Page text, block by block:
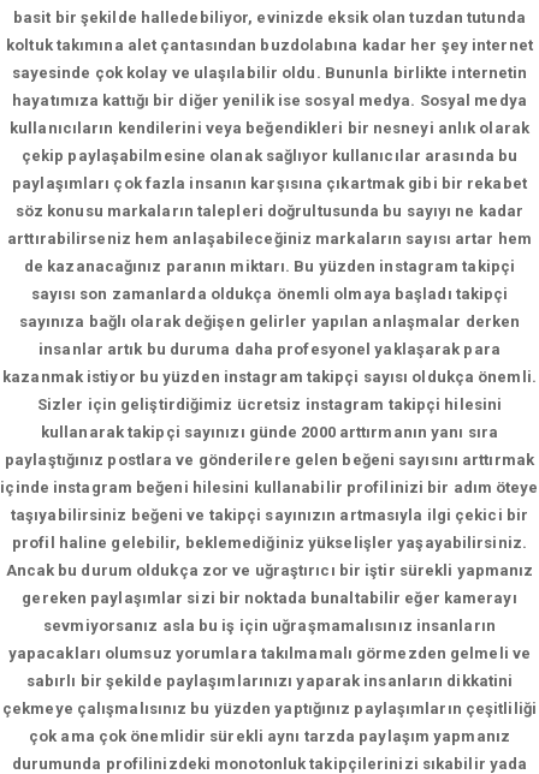
basit bir şekilde halledebiliyor, evinizde eksik olan tuzdan tutunda
koltuk takımına alet çantasından buzdolabına kadar her şey internet
sayesinde çok kolay ve ulaşılabilir oldu. Bununla birlikte internetin
hayatımıza kattığı bir diğer yenilik ise sosyal medya. Sosyal medya
kullanıcıların kendilerini veya beğendikleri bir nesneyi anlık olarak
çekip paylaşabilmesine olanak sağlıyor kullanıcılar arasında bu
paylaşımları çok fazla insanın karşısına çıkartmak gibi bir rekabet
söz konusu markaların talepleri doğrultusunda bu sayıyı ne kadar
arttırabilirseniz hem anlaşabileceğiniz markaların sayısı artar hem
de kazanacağınız paranın miktarı. Bu yüzden instagram takipçi
sayısı son zamanlarda oldukça önemli olmaya başladı takipçi
sayınıza bağlı olarak değişen gelirler yapılan anlaşmalar derken
insanlar artık bu duruma daha profesyonel yaklaşarak para
kazanmak istiyor bu yüzden instagram takipçi sayısı oldukça önemli.
Sizler için geliştirdiğimiz ücretsiz instagram takipçi hilesini
kullanarak takipçi sayınızı günde 2000 arttırmanın yanı sıra
paylaştığınız postlara ve gönderilere gelen beğeni sayısını arttırmak
içinde instagram beğeni hilesini kullanabilir profilinizi bir adım öteye
taşıyabilirsiniz beğeni ve takipçi sayınızın artmasıyla ilgi çekici bir
profil haline gelebilir, beklemediğiniz yükselişler yaşayabilirsiniz.
Ancak bu durum oldukça zor ve uğraştırıcı bir iştir sürekli yapmanız
gereken paylaşımlar sizi bir noktada bunaltabilir eğer kamerayı
sevmiyorsanız asla bu iş için uğraşmamalısınız insanların
yapacakları olumsuz yorumlara takılmamalı görmezden gelmeli ve
sabırlı bir şekilde paylaşımlarınızı yaparak insanların dikkatini
çekmeye çalışmalısınız bu yüzden yaptığınız paylaşımların çeşitliliği
çok ama çok önemlidir sürekli aynı tarzda paylaşım yapmanız
durumunda profilinizdeki monotonluk takipçilerinizi sıkabilir yada